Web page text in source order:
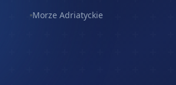
Morze Adriatyckie